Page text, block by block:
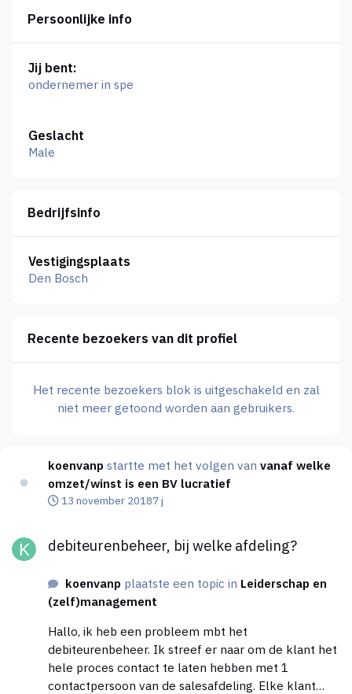
Persoonlijke info
Jij bent:
ondernemer in spe
Geslacht
Male
Bedrijfsinfo
Vestigingsplaats
Den Bosch
Recente bezoekers van dit profiel
Het recente bezoekers blok is uitgeschakeld en zal
niet meer getoond worden aan gebruikers.
koenvanp startte met het volgen van vanaf welke
omzet/winst is een BV lucratief
13 november 20187 j
debiteurenbeheer, bij welke afdeling?
koenvanp plaatste een topic in Leiderschap en
(zelf)management
Hallo, ik heb een probleem mbt het
debiteurenbeheer. Ik streef er naar om de klant het
hele proces contact te laten hebben met 1
contactpersoon van de salesafdeling. Elke klant